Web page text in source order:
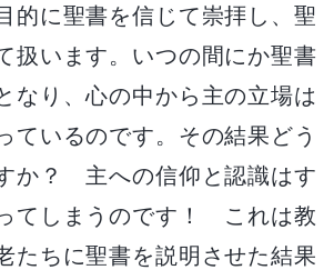
的に聖書を信じて崇拝し、聖
扱います。いつの間にか聖書
なり、心の中から主の立場は
ているのです。その結果どう
か？ 主への信仰と認識はす
てしまうのです！ これは教
たちに聖書を説明させた結果